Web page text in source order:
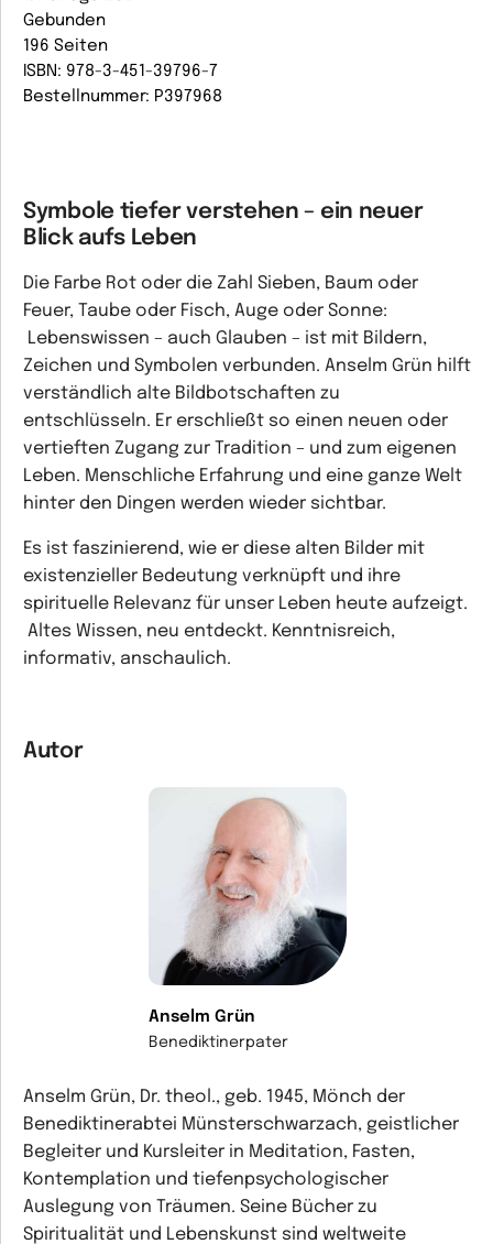
Gebunden
196 Seiten
ISBN: 978-3-451-39796-7
Bestellnummer: P397968
Symbole tiefer verstehen – ein neuer
Blick aufs Leben
Die Farbe Rot oder die Zahl Sieben, Baum oder
Feuer, Taube oder Fisch, Auge oder Sonne:
Lebenswissen – auch Glauben – ist mit Bildern,
Zeichen und Symbolen verbunden. Anselm Grün hilft
verständlich alte Bildbotschaften zu
entschlüsseln. Er erschließt so einen neuen oder
vertieften Zugang zur Tradition – und zum eigenen
Leben. Menschliche Erfahrung und eine ganze Welt
hinter den Dingen werden wieder sichtbar.
Es ist faszinierend, wie er diese alten Bilder mit
existenzieller Bedeutung verknüpft und ihre
spirituelle Relevanz für unser Leben heute aufzeigt.
Altes Wissen, neu entdeckt. Kenntnisreich,
informativ, anschaulich.
Autor
Anselm Grün
Benediktinerpater
Anselm Grün, Dr. theol., geb. 1945, Mönch der
Benediktinerabtei Münsterschwarzach, geistlicher
Begleiter und Kursleiter in Meditation, Fasten,
Kontemplation und tiefenpsychologischer
Auslegung von Träumen. Seine Bücher zu
Spiritualität und Lebenskunst sind weltweite